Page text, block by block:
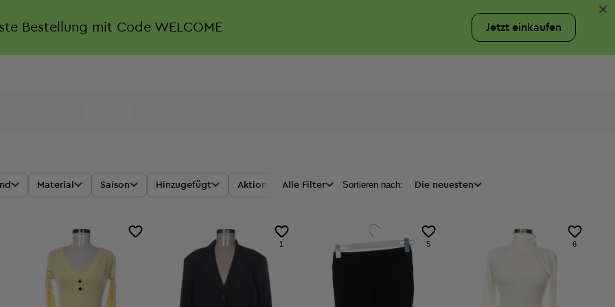
Bestellung mit Code WELCOME Jetzt einkaufen
×
Material Saison Hinzugefügt Aktionen Preis
Alle Filter Sortieren nach: Die neuesten
1 5 6